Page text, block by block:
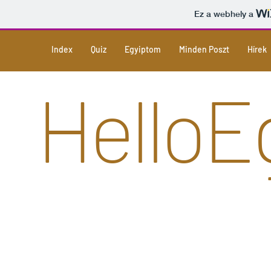
Ez a webhely a
Index Quiz Egyiptom Minden Poszt Hírek
Hello